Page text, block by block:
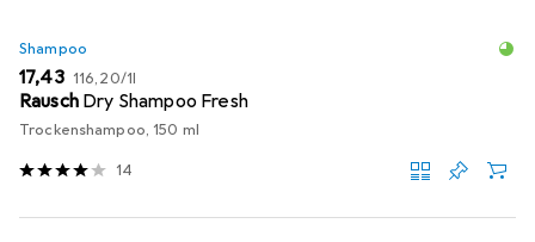
Shampoo
EUR
17,43 EUR
116,20/1l
Rausch Dry Shampoo Fresh
Trockenshampoo, 150 ml
14